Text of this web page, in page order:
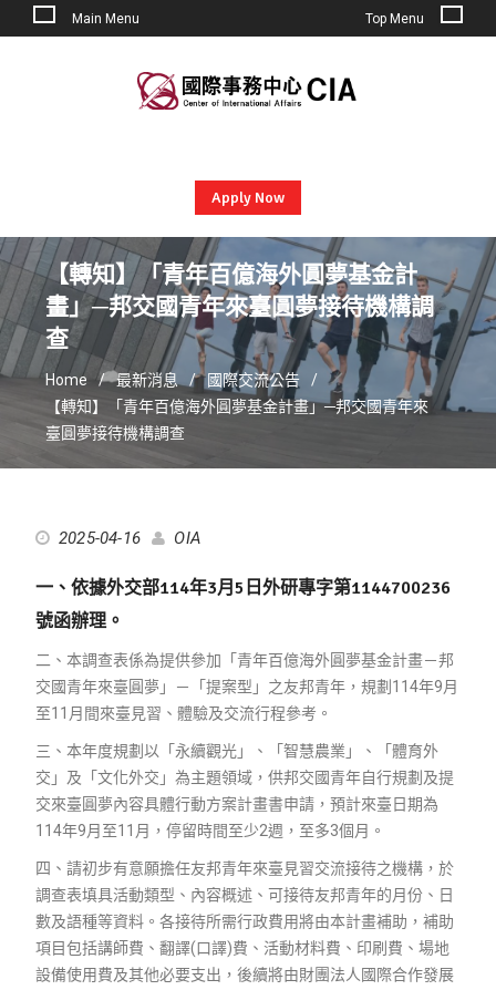
Main Menu Top Menu
Apply Now
【轉知】「青年百億海外圓夢基金計
畫」─邦交國青年來臺圓夢接待機構調
查
Home 最新消息
國際交流公告
【轉知】「青年百億海外圓夢基金計畫」─邦交國青年來
臺圓夢接待機構調查
2025-04-16 OIA
一、依據外交部114年3月 5 日外研專字第1144700236
號函辦理。
二、本調查表係為提供參加「青年百億海外圓夢基金計畫－邦
交國青年來臺圓夢」－「提案型」之友邦青年，規劃 114年9月
至11 月間來臺見習、體驗及交流行程參考。
三、本年度規劃以「永續觀光」、「智慧農業」、「體育外
交」及「文化外交」為主題領域，供邦交國青年自行規劃及提
交來臺圓夢內容具體行動方案計畫書申請，預計來臺日期為
114年9月至11 月，停留時間至少2週，至多3個月。
四、請初步有意願擔任友邦青年來臺見習交流接待之機構，於
調查表填具活動類型、內容概述、可接待友邦青年的月份、日
數及語種等資料。各接待所需行政費用將由本計畫補助，補助
項目包括講師費、翻譯(口譯)費、活動材料費、印刷費、場地
設備使用費及其他必要支出，後續將由財團法人國際合作發展